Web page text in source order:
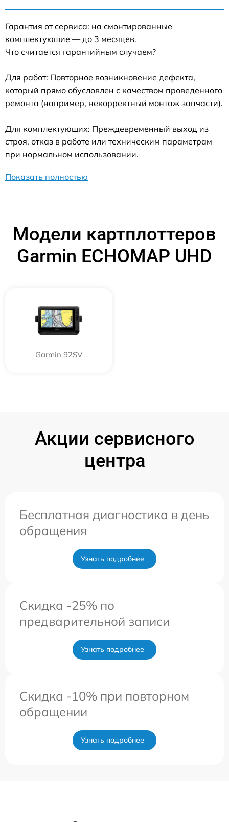
Гарантия от сервиса: на смонтированные
комплектующие — до 3 месяцев.
Что считается гарантийным случаем?
Для работ: Повторное возникновение дефекта,
который прямо обусловлен с качеством проведенного
ремонта (например, некорректный монтаж запчасти).
Для комплектующих: Преждевременный выход из
строя, отказ в работе или техническим параметрам
при нормальном использовании.
Показать полностью
Модели картплоттеров
Garmin ECHOMAP UHD
Garmin 92SV
Акции сервисного
центра
Бесплатная диагностика в день
обращения
Узнать подробнее
Скидка -25% по
предварительной записи
Узнать подробнее
Скидка -10% при повторном
обращении
Узнать подробнее